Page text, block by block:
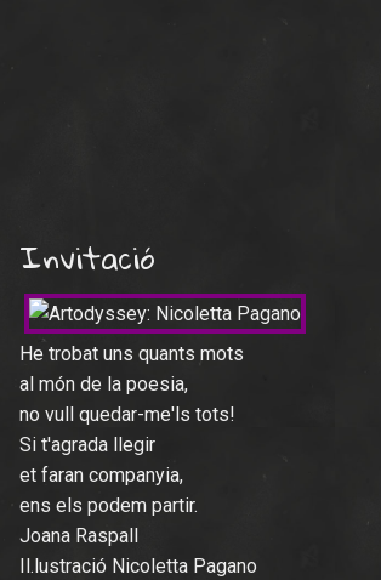
Invitació
He trobat uns quants mots
al món de la poesia,
no vull quedar-me'ls tots!
Si t'agrada llegir
et faran companyia,
ens els podem partir.
Joana Raspall
Il.lustració Nicoletta Pagano